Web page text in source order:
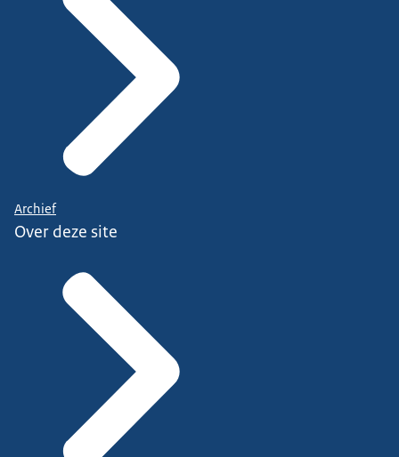
Archief
Over deze site